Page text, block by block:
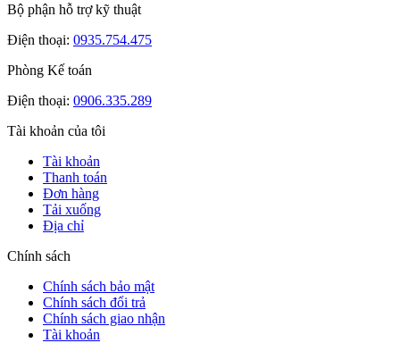
Bộ phận hỗ trợ kỹ thuật
Điện thoại: 0935.754.475
Phòng Kế toán
Điện thoại: 0906.335.289
Tài khoản của tôi
Tài khoản
Thanh toán
Đơn hàng
Tải xuống
Địa chỉ
Chính sách
Chính sách bảo mật
Chính sách đổi trả
Chính sách giao nhận
Tài khoản